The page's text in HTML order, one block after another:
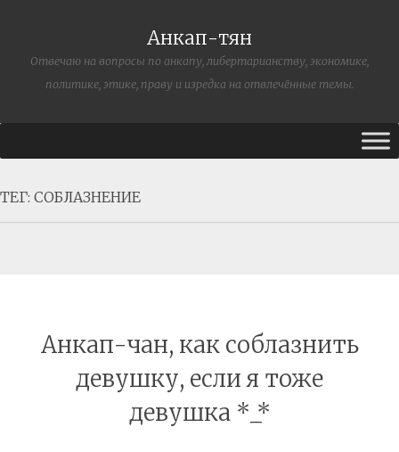
Анкап-тян
Отвечаю на вопросы по анкапу, либертарианству, экономике,
политике, этике, праву и изредка на отвлечённые темы.
ТЕГ: СОБЛАЗНЕНИЕ
Анкап-чан, как соблазнить
девушку, если я тоже
девушка *_*